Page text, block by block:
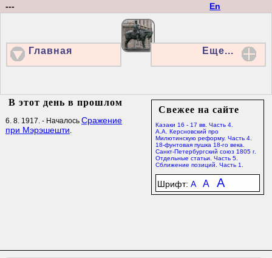
En
---
Главная Еще...
Свежее на сайте
Казаки 16 - 17 вв. Часть 4.
А.А. Керсновский про
Милютинскую реформу. Часть 4.
18-фунтовая пушка 18-го века.
Санкт-Петербургский союз 1805 г.
Отдельные статьи. Часть 5.
Сближение позиций. Часть 1.
Шрифт: A A A
В этот день в прошлом
6. 8. 1917. - Началось Сражение
при Мэрэшешти.